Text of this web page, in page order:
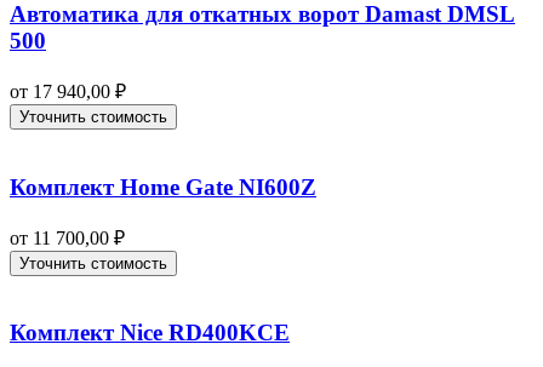
Автоматика для откатных ворот Damast DMSL
500
от 17 940,00 ₽
Уточнить стоимость
Комплект Home Gate NI600Z
от 11 700,00 ₽
Уточнить стоимость
Комплект Nice RD400KCE